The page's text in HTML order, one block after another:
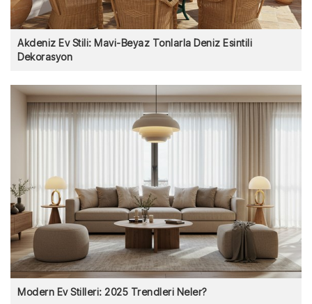
Akdeniz Ev Stili: Mavi-Beyaz Tonlarla Deniz Esintili
Dekorasyon
Modern Ev Stilleri: 2025 Trendleri Neler?